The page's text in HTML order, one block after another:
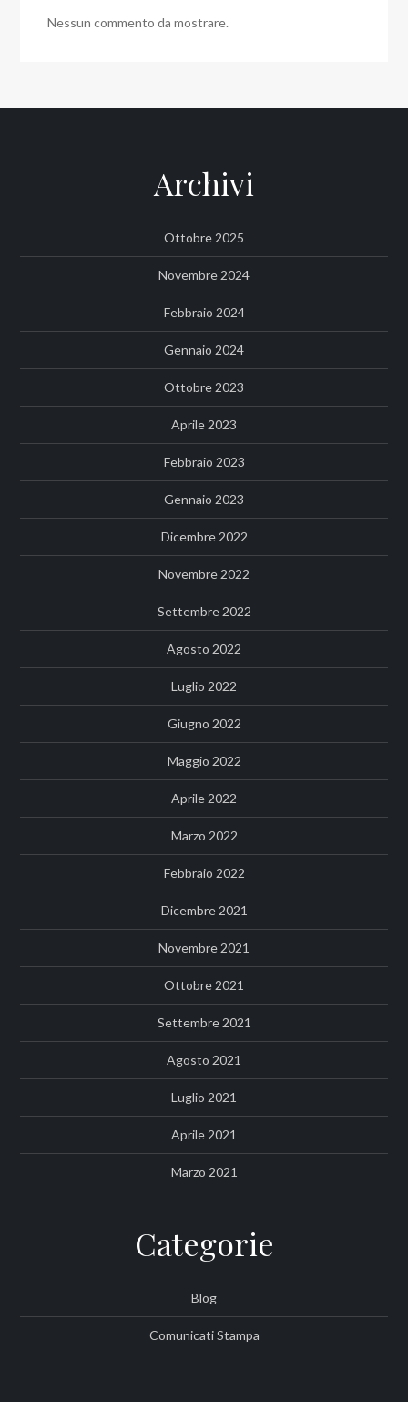
Nessun commento da mostrare.
Archivi
Ottobre 2025
Novembre 2024
Febbraio 2024
Gennaio 2024
Ottobre 2023
Aprile 2023
Febbraio 2023
Gennaio 2023
Dicembre 2022
Novembre 2022
Settembre 2022
Agosto 2022
Luglio 2022
Giugno 2022
Maggio 2022
Aprile 2022
Marzo 2022
Febbraio 2022
Dicembre 2021
Novembre 2021
Ottobre 2021
Settembre 2021
Agosto 2021
Luglio 2021
Aprile 2021
Marzo 2021
Categorie
Blog
Comunicati Stampa